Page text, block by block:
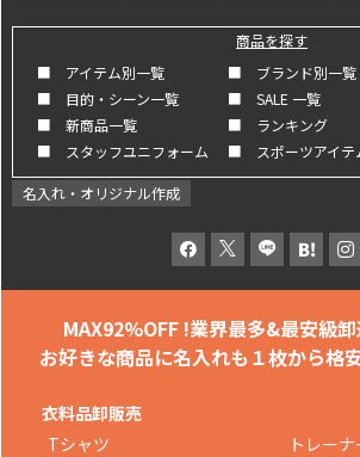
商品を探す
■ アイテム別一覧
■ ブランド別一覧
■ 目的・シーン一覧
■ SALE 一覧
■ 新商品一覧
■ ランキング
■ スタッフユニフォーム
■ スポーツアイテ
名入れ・オリジナル作成
MAX92%OFF !業界最多&最安級卸
お好きな商品に名入れも １枚から格
衣料品卸販売
Tシャツ
トレーナ